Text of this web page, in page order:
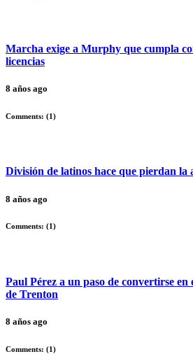
Marcha exige a Murphy que cumpla
licencias
8 años ago
Comments: (1)
División de latinos hace que pierdan la
8 años ago
Comments: (1)
Paul Pérez a un paso de convertirse
de Trenton
8 años ago
Comments: (1)